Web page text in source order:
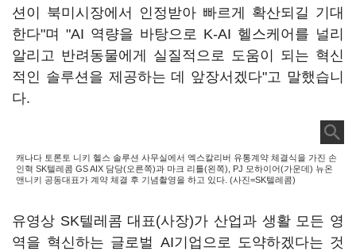
션이 북미시장에서 인정받아 빠르게 확산되길 기대
한다"며 "AI 역량을 바탕으로 K-AI 헬스케어를 널리
알리고 반려동물에게 실질적으로 도움이 되는 혁신
적인 솔루션을 제공하는 데 앞장서겠다"고 말했습니
다.
캐나다 토론토 니키 헬스 솔루션 사무실에서 엑스칼리버 유통계약 체결식을 가진 손
인혁 SK텔레콤 GS AIX 담당(오른쪽)과 마크 리틀(왼쪽), PJ 모하이어(가운데) 뉴온
앤니키 공동대표가 계약 체결 후 기념촬영을 하고 있다. (사진=SK텔레콤)
유영상 SK텔레콤 대표(사장)가 산업과 생활 모든 영
역을 혁신하는 글로벌 AI기업으로 도약하겠다는 것